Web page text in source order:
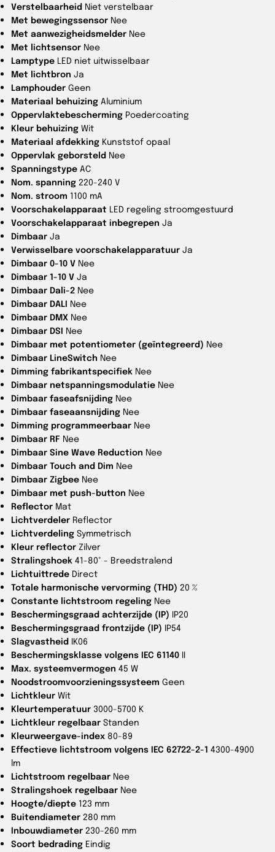
Verstelbaarheid Niet verstelbaar
Met bewegingssensor Nee
Met aanwezigheidsmelder Nee
Met lichtsensor Nee
Lamptype LED niet uitwisselbaar
Met lichtbron Ja
Lamphouder Geen
Materiaal behuizing Aluminium
Oppervlaktebescherming Poedercoating
Kleur behuizing Wit
Materiaal afdekking Kunststof opaal
Oppervlak geborsteld Nee
Spanningstype AC
Nom. spanning 220-240 V
Nom. stroom 1100 mA
Voorschakelapparaat LED regeling stroomgestuurd
Voorschakelapparaat inbegrepen Ja
Dimbaar Ja
Verwisselbare voorschakelapparatuur Ja
Dimbaar 0-10 V Nee
Dimbaar 1-10 V Ja
Dimbaar Dali-2 Nee
Dimbaar DALI Nee
Dimbaar DMX Nee
Dimbaar DSI Nee
Dimbaar met potentiometer (geïntegreerd) Nee
Dimbaar LineSwitch Nee
Dimming fabrikantspecifiek Nee
Dimbaar netspanningsmodulatie Nee
Dimbaar faseafsnijding Nee
Dimbaar faseaansnijding Nee
Dimming programmeerbaar Nee
Dimbaar RF Nee
Dimbaar Sine Wave Reduction Nee
Dimbaar Touch and Dim Nee
Dimbaar Zigbee Nee
Dimbaar met push-button Nee
Reflector Mat
Lichtverdeler Reflector
Lichtverdeling Symmetrisch
Kleur reflector Zilver
Stralingshoek 41-80° - Breedstralend
Lichtuittrede Direct
Totale harmonische vervorming (THD) 20 %
Constante lichtstroom regeling Nee
Beschermingsgraad achterzijde (IP) IP20
Beschermingsgraad frontzijde (IP) IP54
Slagvastheid IK06
Beschermingsklasse volgens IEC 61140 II
Max. systeemvermogen 45 W
Noodstroomvoorzieningssysteem Geen
Lichtkleur Wit
Kleurtemperatuur 3000-5700 K
Lichtkleur regelbaar Standen
Kleurweergave-index 80-89
Effectieve lichtstroom volgens IEC 62722-2-1 4300-4900
lm
Lichtstroom regelbaar Nee
Stralingshoek regelbaar Nee
Hoogte/diepte 123 mm
Buitendiameter 280 mm
Inbouwdiameter 230-260 mm
Soort bedrading Eindig